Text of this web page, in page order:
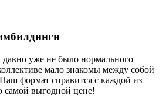
давно уже не было нормального
мало знакомы между собой
формат справится с каждой из
самой выгодной цене!